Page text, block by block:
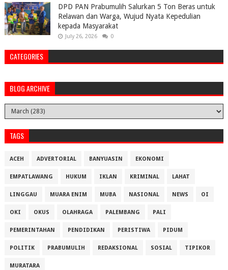
DPD PAN Prabumulih Salurkan 5 Ton Beras untuk
Relawan dan Warga, Wujud Nyata Kepedulian
kepada Masyarakat
July 26, 2026 0
CATEGORIES
BLOG ARCHIVE
TAGS
ACEH ADVERTORIAL BANYUASIN EKONOMI
EMPATLAWANG HUKUM IKLAN KRIMINAL LAHAT
LINGGAU MUARA ENIM MUBA NASIONAL NEWS OI
OKI OKUS OLAHRAGA PALEMBANG PALI
PEMERINTAHAN PENDIDIKAN PERISTIWA PIDUM
POLITIK PRABUMULIH REDAKSIONAL SOSIAL TIPIKOR
MURATARA